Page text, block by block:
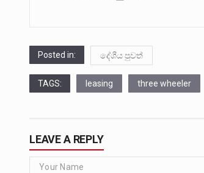
Posted in: දේශීය පුවත්
TAGS: leasing three wheeler
LEAVE A REPLY